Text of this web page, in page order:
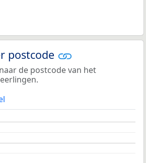
postcode
de postcode van het